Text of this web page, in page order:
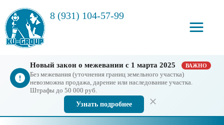
8 (931) 104-57-99
Новый закон о межевании с 1 марта 2025 ВАЖНО
Без межевания (уточнения границ земельного участка)
невозможна продажа, дарение или наследование участка.
Штрафы до 50 000 руб.
Узнать подробнее